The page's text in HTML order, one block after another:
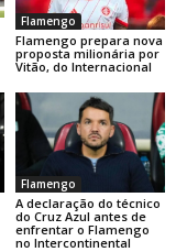
Flamengo
Flamengo prepara nova
proposta milionária por
Vitão, do Internacional
Flamengo
A declaração do técnico
do Cruz Azul antes de
enfrentar o Flamengo
no Intercontinental